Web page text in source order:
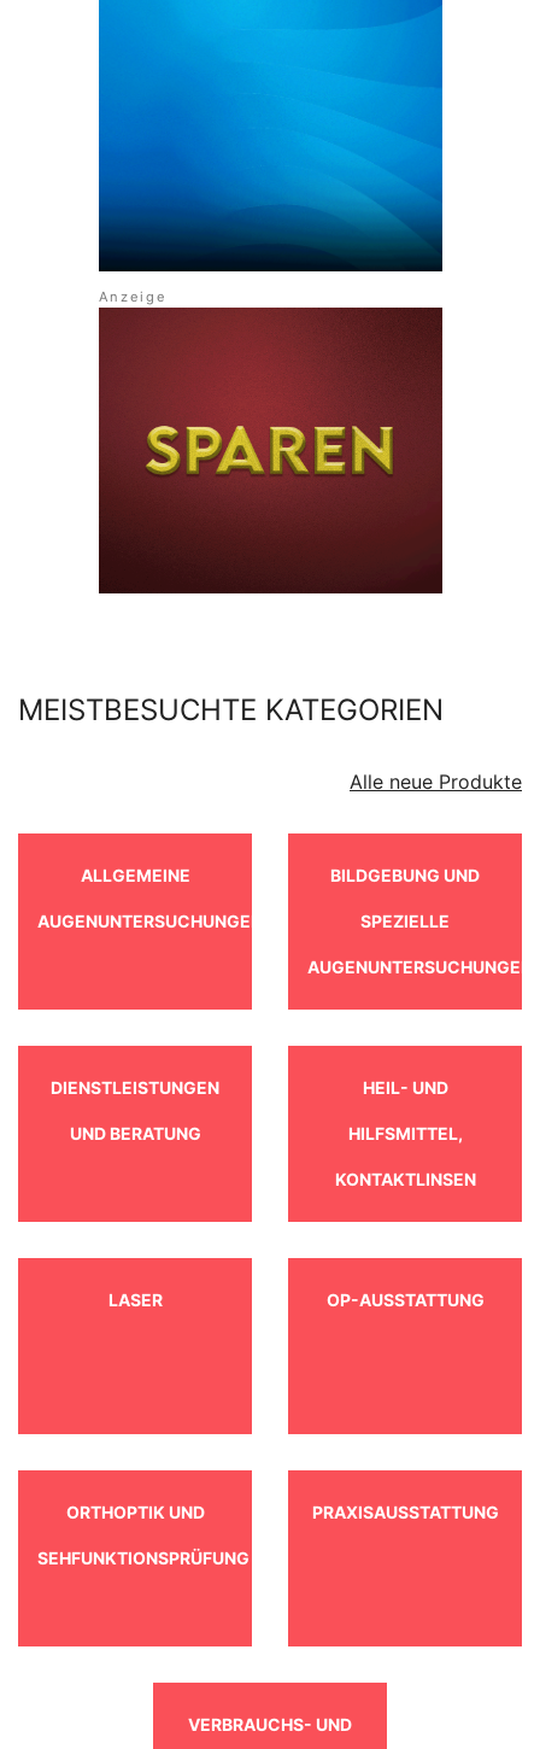
MEISTBESUCHTE KATEGORIEN
Alle neue Produkte
ALLGEMEINE
AUGENUNTERSUCHUNGEN
BILDGEBUNG UND
SPEZIELLE
AUGENUNTERSUCHUNGEN
DIENSTLEISTUNGEN
UND BERATUNG
HEIL- UND
HILFSMITTEL,
KONTAKTLINSEN
LASER OP-AUSSTATTUNG
ORTHOPTIK UND
SEHFUNKTIONSPRÜFUNG
PRAXISAUSSTATTUNG
VERBRAUCHS- UND